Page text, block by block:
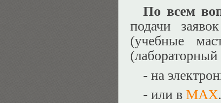
По всем
подачи
(учебные
- на
- или в MAX.